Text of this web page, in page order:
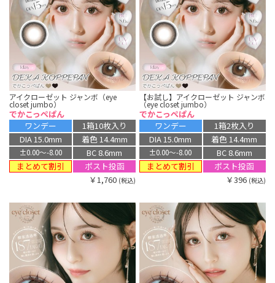
アイクローゼット ジャンボ（eye
closet jumbo）
でかこっぺぱん
ワンデー
1箱10枚入り
DIA 15.0mm
着色 14.4mm
±0.00〜-8.00
BC 8.6mm
まとめて割引
ポスト投函
￥1,760 (税込)
【お試し】アイクローゼット ジャンボ
（eye closet jumbo）
でかこっぺぱん
ワンデー
1箱2枚入り
DIA 15.0mm
着色 14.4mm
±0.00〜-8.00
BC 8.6mm
まとめて割引
ポスト投函
￥396 (税込)